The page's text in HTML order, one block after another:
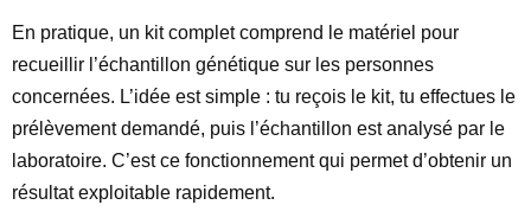
En pratique, un kit complet comprend le matériel pour
recueillir l’échantillon génétique sur les personnes
concernées. L’idée est simple : tu reçois le kit, tu effectues le
prélèvement demandé, puis l’échantillon est analysé par le
laboratoire. C’est ce fonctionnement qui permet d’obtenir un
résultat exploitable rapidement.